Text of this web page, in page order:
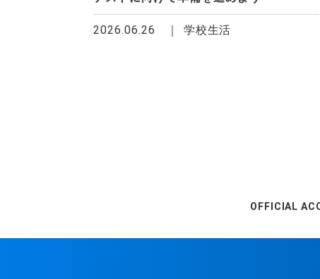
2026.06.26 学校生活
OFFICIAL